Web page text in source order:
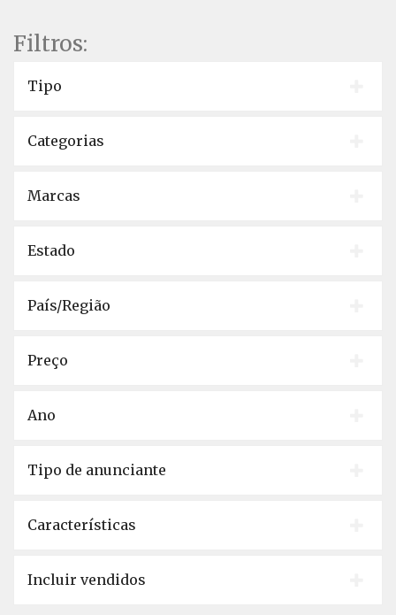
Filtros:
Tipo
Categorias
Marcas
Estado
País/Região
Preço
Ano
Tipo de anunciante
Características
Incluir vendidos